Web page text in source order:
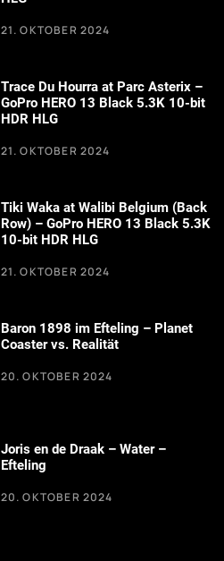
21. OKTOBER 2024
Trace Du Hourra at Parc Asterix –
GoPro HERO 13 Black 5.3K 10-bit
HDR HLG
21. OKTOBER 2024
Tiki Waka at Walibi Belgium (Back
Row) – GoPro HERO 13 Black 5.3K
10-bit HDR HLG
21. OKTOBER 2024
Baron 1898 im Efteling – Planet
Coaster vs. Realität
20. OKTOBER 2024
Joris en de Draak – Water –
Efteling
20. OKTOBER 2024